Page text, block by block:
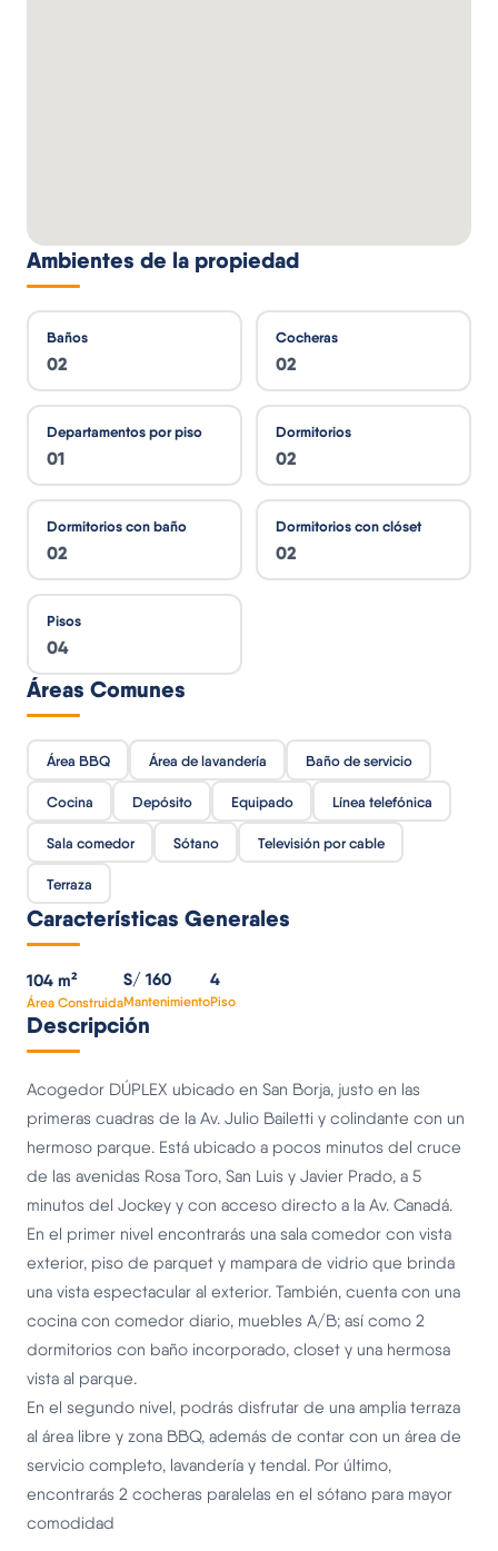
Ambientes de la propiedad
Baños
02
Cocheras
02
Departamentos por piso
01
Dormitorios
02
Dormitorios con baño
02
Dormitorios con clóset
02
Pisos
04
Áreas Comunes
Área BBQ Área de lavandería Baño de servicio
Cocina Depósito Equipado Línea telefónica
Sala comedor Sótano Televisión por cable
Terraza
Características Generales
104 m²
Área Construida
S/ 160
Mantenimiento
4
Piso
Descripción
Acogedor DÚPLEX ubicado en San Borja, justo en las
primeras cuadras de la Av. Julio Bailetti y colindante con un
hermoso parque. Está ubicado a pocos minutos del cruce
de las avenidas Rosa Toro, San Luis y Javier Prado, a 5
minutos del Jockey y con acceso directo a la Av. Canadá.
En el primer nivel encontrarás una sala comedor con vista
exterior, piso de parquet y mampara de vidrio que brinda
una vista espectacular al exterior. También, cuenta con una
cocina con comedor diario, muebles A/B; así como 2
dormitorios con baño incorporado, closet y una hermosa
vista al parque.
En el segundo nivel, podrás disfrutar de una amplia terraza
al área libre y zona BBQ, además de contar con un área de
servicio completo, lavandería y tendal. Por último,
encontrarás 2 cocheras paralelas en el sótano para mayor
comodidad